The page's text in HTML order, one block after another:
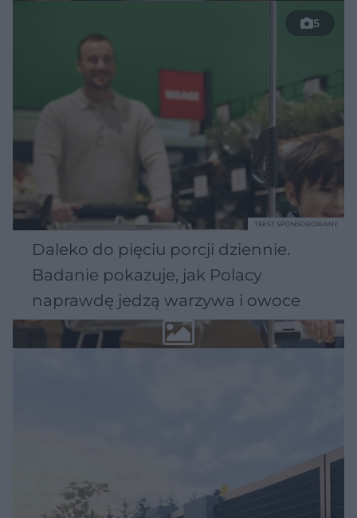
5
Daleko do pięciu porcji dziennie.
Badanie pokazuje, jak Polacy
naprawdę jedzą warzywa i owoce
TEKST SPONSOROWANY